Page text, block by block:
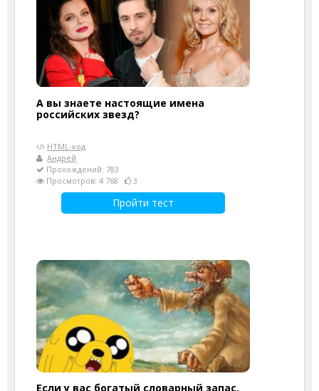
А вы знаете настоящие имена
российских звезд?
HTML-код
Андрей
Прохождений: 783
Просмотров: 4 768
3
Пройти тест
Если у вас богатый словарный запас,